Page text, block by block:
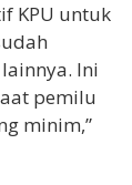
KPU untuk
Ini
pemilu
minim,”